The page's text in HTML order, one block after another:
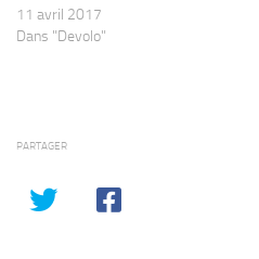
11 avril 2017
Dans "Devolo"
PARTAGER